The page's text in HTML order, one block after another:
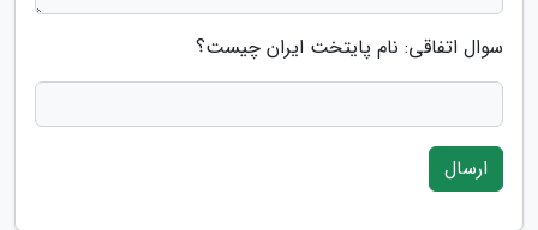
سوال اتفاقی: نام پایتخت ایران چیست؟
ارسال